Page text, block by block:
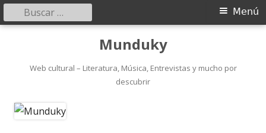
contenido
Munduky
Web cultural – Literatura, Música, Entrevistas y mucho por
descubrir
Menú
Menú
Buscar: